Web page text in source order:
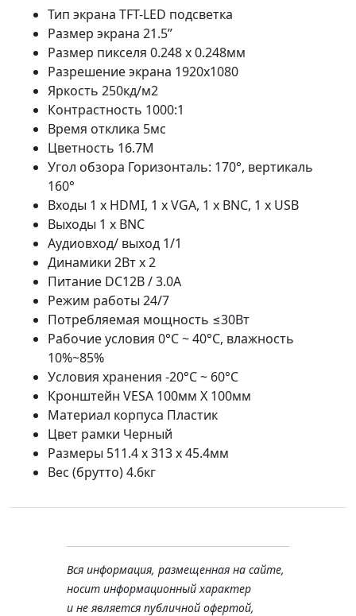
Тип экрана TFT-LED подсветка
Размер экрана 21.5”
Размер пикселя 0.248 х 0.248мм
Разрешение экрана 1920х1080
Яркость 250кд/м2
Контрастность 1000:1
Время отклика 5мс
Цветность 16.7М
Угол обзора Горизонталь: 170°, вертикаль
160°
Входы 1 х HDMI, 1 х VGA, 1 х BNC, 1 х USB
Выходы 1 х BNC
Аудиовход/ выход 1/1
Динамики 2Вт х 2
Питание DC12В / 3.0A
Режим работы 24/7
Потребляемая мощность ≤30Вт
Рабочие условия 0°C ~ 40°C, влажность
10%~85%
Условия хранения -20°C ~ 60°C
Кронштейн VESA 100мм Х 100мм
Материал корпуса Пластик
Цвет рамки Черный
Размеры 511.4 х 313 х 45.4мм
Вес (брутто) 4.6кг
Вся информация, размещенная на сайте,
носит информационный характер
и не является публичной офертой,